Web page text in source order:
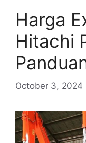
Harga
Hitachi
October 3, 2024